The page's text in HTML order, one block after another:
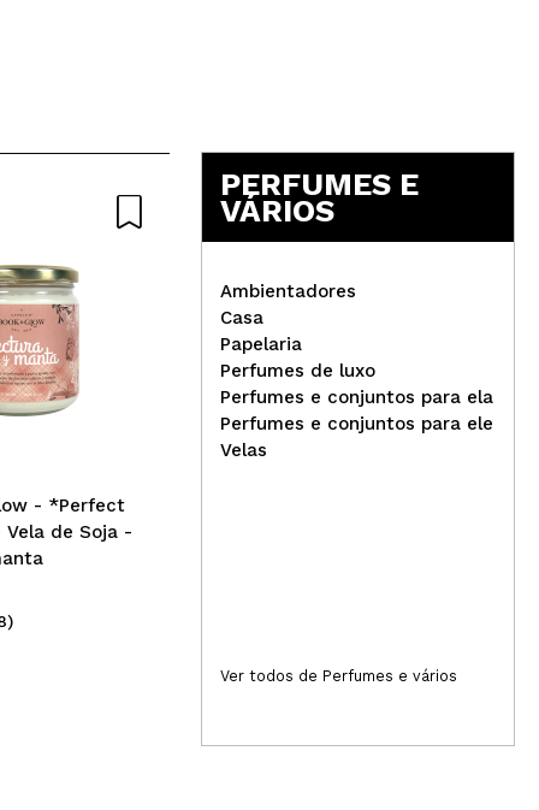
- *Perfect
de Soja -
Natural
Book and Glow - *Mundos
Extraordinários* - Vela de
PERFUMES E
VÁRIOS
Ambientadores
Casa
Papelaria
Perfumes de luxo
Perfumes e conjuntos para ela
Perfumes e conjuntos para ele
Velas
Ver todos de Perfumes e vários